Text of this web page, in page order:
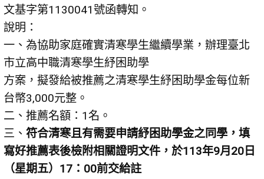
文基字第1130041號函轉知。
說明：
一、為協助家庭確實清寒學生繼續學業，辦理臺北
市立高中職清寒學生紓困助學
方案，擬發給被推薦之清寒學生紓困助學金每位新
台幣3,000元整。
二、推薦名額：1名。
三、 符合清寒且有需要申請紓困助學金之同學，填
寫好推薦表後檢附相關證明文件，於113年9月20日
（星期五）17：00前交給註